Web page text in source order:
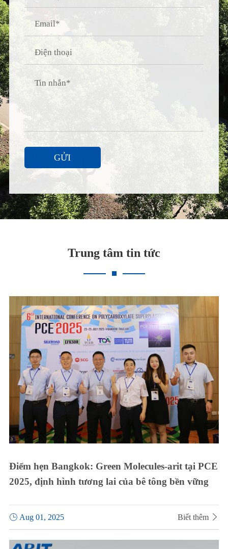
GỬI
Trung tâm tin tức
Điểm hẹn Bangkok: Green Molecules-arit tại PCE
2025, định hình tương lai của bê tông bền vững
Aug 01, 2025 Biết thêm 